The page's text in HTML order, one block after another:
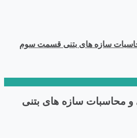
سازه های بتنی قسمت سوم
محاسبات سازه های بتنی